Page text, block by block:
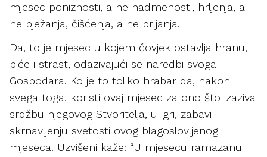
mjesec poniznosti, a ne nadmenosti, hrljenja, a
ne bježanja, čišćenja, a ne prljanja.
Da, to je mjesec u kojem čovjek ostavlja hranu,
piće i strast, odazivajući se naredbi svoga
Gospodara. Ko je to toliko hrabar da, nakon
svega toga, koristi ovaj mjesec za ono što izaziva
srdžbu njegovog Stvoritelja, u igri, zabavi i
skrnavljenju svetosti ovog blagoslovljenog
mjeseca. Uzvišeni kaže: “U mjesecu ramazanu